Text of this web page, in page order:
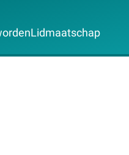
Lidmaatschap